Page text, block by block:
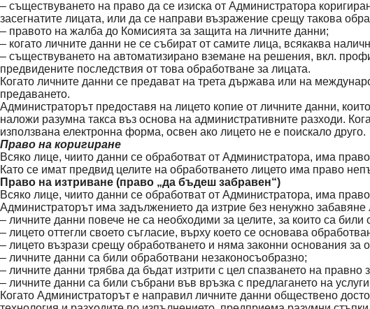
– съществуването на право да се изиска от Администратора
засегнатите лицата, или да се направи възражение срещу такова
– правото на жалба до Комисията за защита на личните данни;
– когато личните данни не се събират от самите лица, всякаква
– съществуването на автоматизирано вземане на решения, вкл.
предвидените последствия от това обработване за лицата.
Когато личните данни се предават на трета държава или на
предаването.
Администраторът предоставя на лицето копие от личните данни,
наложи разумна такса въз основа на административните разходи.
използвана електронна форма, освен ако лицето не е поискало друго.
Право на коригиране
Всяко лице, чиито данни се обработват от Администратора, има
Като се имат предвид целите на обработването лицето има право
Право на изтриване (право „да бъдеш забравен“)
Всяко лице, чиито данни се обработват от Администратора, има
Администраторът има задължението да изтрие без ненужно забавяне
– личните данни повече не са необходими за целите, за които са
– лицето оттегли своето съгласие, върху което се основава
– лицето възрази срещу обработването и няма законни основания за
– личните данни са били обработвани незаконосъобразно;
– личните данни трябва да бъдат изтрити с цел спазването на
– личните данни са били събрани във връзка с предлагането на
Когато Администраторът е направил личните данни обществено